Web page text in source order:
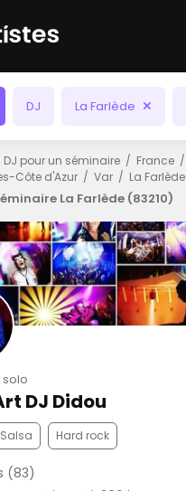
DJ La Farlède
DJ pour un séminaire
France
Côte d'Azur
Var La Farlède
La Farlède (83210)
solo
DJ Didou
Salsa Hard rock
(83)